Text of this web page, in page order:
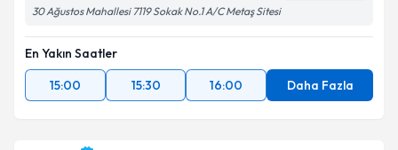
30 Ağustos Mahallesi 7119 Sokak No.1 A/C Metaş Sitesi
En Yakın Saatler
15:00
15:30 16:00 Daha Fazla